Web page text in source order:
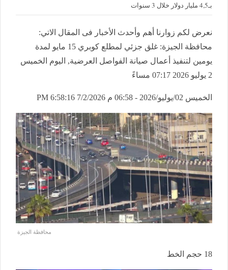
بـ4,5 مليار دولار خلال 3 سنوات
نعرض لكم زوارنا أهم وأحدث الأخبار فى المقال الاتي:
محافظة الجيزة: غلق جزئي لمطلع كوبري 15 مايو لمدة
يومين لتنفيذ أعمال صيانة الفواصل العرضية, اليوم الخميس
2 يوليو 2026 07:17 مساءً
الخميس 02/يوليو/2026 - 06:58 م 7/2/2026 6:58:16 PM
محافظة الجيزة
18 حجم الخط